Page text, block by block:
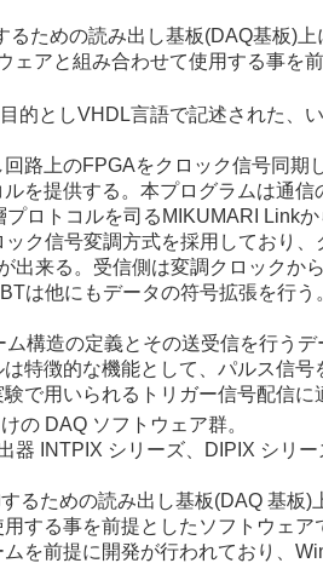
ための読み出し基板(DAQ基板)上
ェアと組み合わせて使用する事を
的としVHDL言語で記述された、
路上のFPGAをクロック信号同期
を提供する。本プログラムは通信
ロトコルを司るMIKUMARI Link
ク信号変調方式を採用しており、
出来る。受信側は変調クロックか
は他にもデータの符号拡張を行
構造の定義とその送受信を行う
特徴的な機能として、パルス信号
で用いられるトリガー信号配信に
の DAQ ソフトウェア群。
器 INTPIX シリーズ、DIPIX シリ
るための読み出し基板(DAQ 基板)
する事を前提としたソフトウェア
を前提に開発が行われており、